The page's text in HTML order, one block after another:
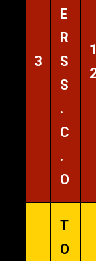
3
E
R
S
S
.
C
.
O
1
T
O